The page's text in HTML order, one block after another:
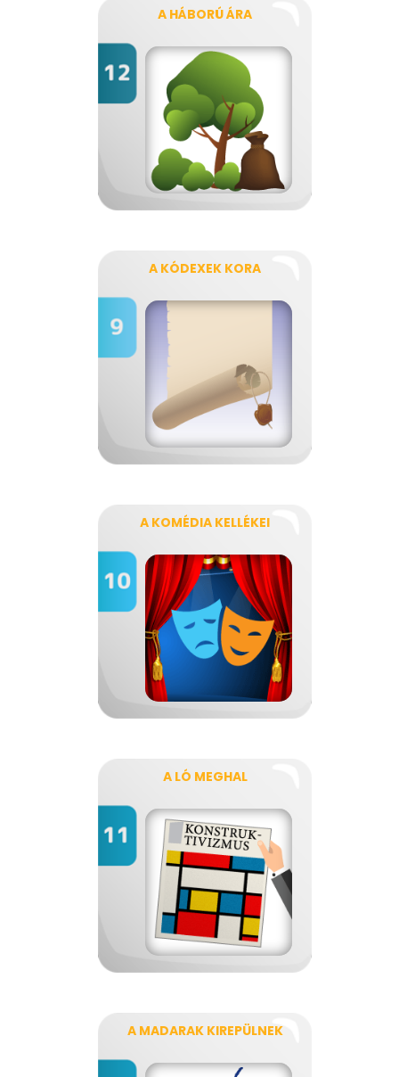
A HÁBORÚ ÁRA
A KÓDEXEK KORA
A KOMÉDIA KELLÉKEI
A LÓ MEGHAL
A MADARAK KIREPÜLNEK